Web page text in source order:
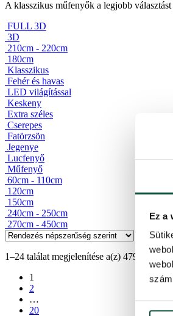
Ez a
A klasszikus műfenyők a legjobb
FULL 3D
3D
210cm - 220cm
180cm
Klasszikus
Fehér és havas
LED világítással
Keskeny
Extra széles
Cserepes
Fatörzsön
Jegenye
Lucfenyő
Műfenyő
60cm - 110cm
120cm
150cm
240cm - 250cm
270cm - 450cm
1–24 találat megjelenítése a(z) 479 találatból
1
2
…
20